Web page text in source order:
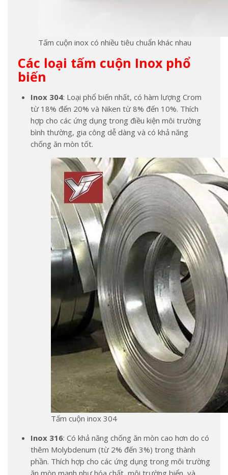
Tấm cuộn inox có nhiều tiêu chuẩn khác nhau
Các loại tấm cuộn Inox phổ
biến
Inox 304: Loại phổ biến nhất, có hàm lượng Crom
từ 18% đến 20% và Niken từ 8% đến 10%. Thích
hợp cho các ứng dụng trong điều kiện môi trường
bình thường, gia công dễ dàng và có khả năng
chống ăn mòn tốt.
Tấm cuộn inox 304
Inox 316: Có khả năng chống ăn mòn cao hơn do có
thêm Molybdenum (từ 2% đến 3%) trong thành
phần. Thích hợp cho các ứng dụng trong môi trường
ăn mòn mạnh như hóa chất, môi trường biển, và